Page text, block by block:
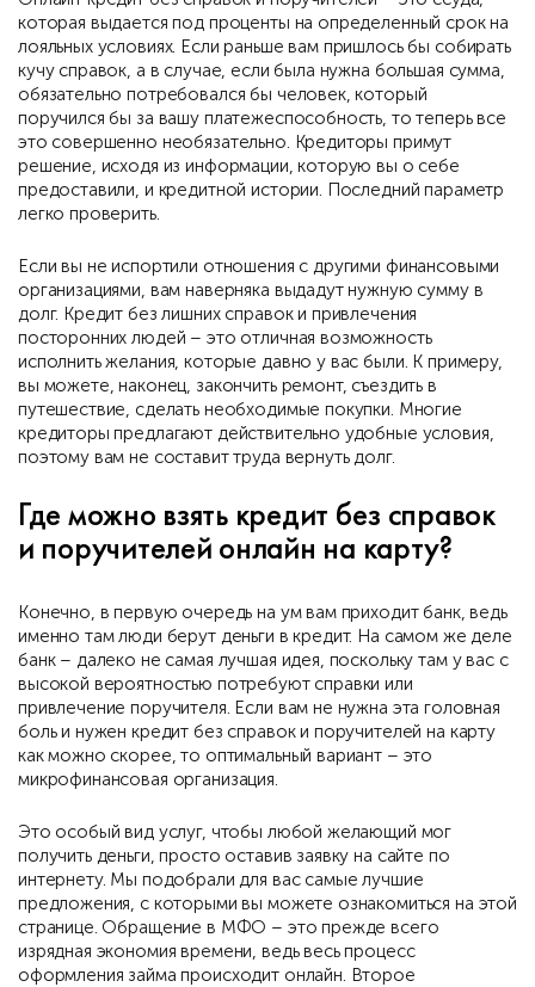
которая выдается под проценты на определенный срок на
лояльных условиях. Если раньше вам пришлось бы собирать
кучу справок, а в случае, если была нужна большая сумма,
обязательно потребовался бы человек, который
поручился бы за вашу платежеспособность, то теперь все
это совершенно необязательно. Кредиторы примут
решение, исходя из информации, которую вы о себе
предоставили, и кредитной истории. Последний параметр
легко проверить.
Если вы не испортили отношения с другими финансовыми
организациями, вам наверняка выдадут нужную сумму в
долг. Кредит без лишних справок и привлечения
посторонних людей – это отличная возможность
исполнить желания, которые давно у вас были. К примеру,
вы можете, наконец, закончить ремонт, съездить в
путешествие, сделать необходимые покупки. Многие
кредиторы предлагают действительно удобные условия,
поэтому вам не составит труда вернуть долг.
Где можно взять кредит без справок
и поручителей онлайн на карту?
Конечно, в первую очередь на ум вам приходит банк, ведь
именно там люди берут деньги в кредит. На самом же деле
банк – далеко не самая лучшая идея, поскольку там у вас с
высокой вероятностью потребуют справки или
привлечение поручителя. Если вам не нужна эта головная
боль и нужен кредит без справок и поручителей на карту
как можно скорее, то оптимальный вариант – это
микрофинансовая организация.
Это особый вид услуг, чтобы любой желающий мог
получить деньги, просто оставив заявку на сайте по
интернету. Мы подобрали для вас самые лучшие
предложения, с которыми вы можете ознакомиться на этой
странице. Обращение в МФО – это прежде всего
изрядная экономия времени, ведь весь процесс
оформления займа происходит онлайн. Второе